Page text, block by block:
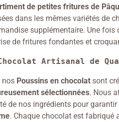
de petites fritures de
dans les mêmes variétés de
supplémentaire. Une fois
de fritures fondantes et
Artisanal de
nos Poussins en chocolat sont
sélectionnées. Nous
de nos ingrédients pour garantir
. Chaque chocolat est fabriqué